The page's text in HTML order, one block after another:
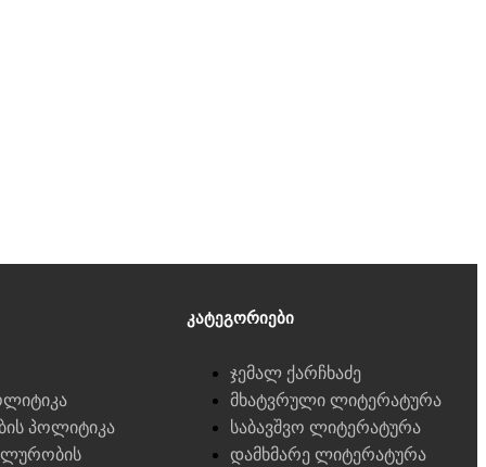
პოლიტიკა
Კატეგორიები
ჯემალ ქარჩხაძე
მხატვრული ლიტერატურა
საბავშვო ლიტერატურა
დამხმარე ლიტერატურა